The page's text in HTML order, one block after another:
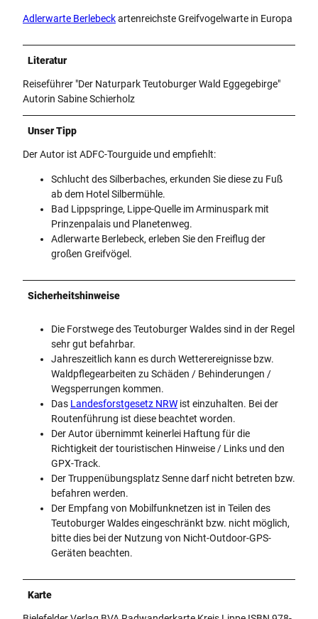
Adlerwarte Berlebeckartenreichste Greifvogelwarte in Europa
Literatur
Reiseführer "Der Naturpark Teutoburger Wald Eggegebirge"
Autorin Sabine Schierholz
Unser Tipp
Der Autor ist ADFC-Tourguide und empfiehlt:
Schlucht des Silberbaches, erkunden Sie diese zu Fuß
ab dem Hotel Silbermühle.
Bad Lippspringe, Lippe-Quelle im Arminuspark mit
Prinzenpalais und Planetenweg.
Adlerwarte Berlebeck, erleben Sie den Freiflug der
großen Greifvögel.
Sicherheitshinweise
Die Forstwege des Teutoburger Waldes sind in der Regel
sehr gut befahrbar.
Jahreszeitlich kann es durch Wetterereignisse bzw.
Waldpflegearbeiten zu Schäden / Behinderungen /
Wegsperrungen kommen.
Das Landesforstgesetz NRW ist einzuhalten. Bei der
Routenführung ist diese beachtet worden.
Der Autor übernimmt keinerlei Haftung für die
Richtigkeit der touristischen Hinweise / Links und den
GPX-Track.
Der Truppenübungsplatz Senne darf nicht betreten bzw.
befahren werden.
Der Empfang von Mobilfunknetzen ist in Teilen des
Teutoburger Waldes eingeschränkt bzw. nicht möglich,
bitte dies bei der Nutzung von Nicht-Outdoor-GPS-
Geräten beachten.
Karte